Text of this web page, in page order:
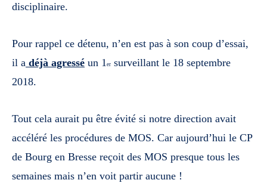
disciplinaire.
Pour rappel ce détenu, n’en est pas à son coup d’essai,
il a déjà agressé un 1er surveillant le 18 septembre
2018.
Tout cela aurait pu être évité si notre direction avait
accéléré les procédures de MOS. Car aujourd’hui le CP
de Bourg en Bresse reçoit des MOS presque tous les
semaines mais n’en voit partir aucune !